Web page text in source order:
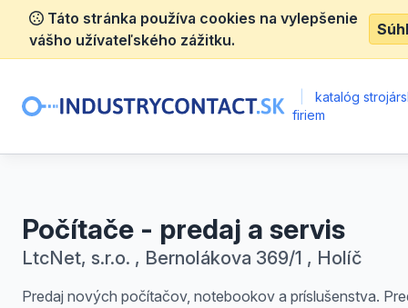
Táto stránka používa cookies na vylepšenie
vášho užívateľského zážitku.
katalóg
firiem
Počítače - predaj a servis
LtcNet, s.r.o. , Bernolákova 369/1 , Holíč
Predaj nových počítačov, notebookov a príslušenstva.